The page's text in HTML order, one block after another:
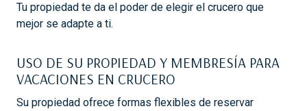
Tu propiedad te da el poder de elegir el crucero que
mejor se adapte a ti.
USO DE SU PROPIEDAD Y MEMBRESÍA PARA
VACACIONES EN CRUCERO
Su propiedad ofrece formas flexibles de reservar